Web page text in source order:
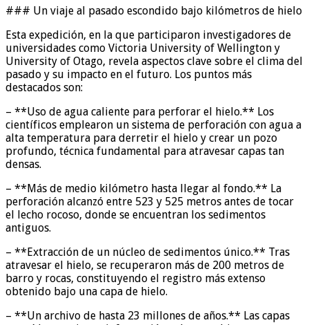
### Un viaje al pasado escondido bajo kilómetros de hielo
Esta expedición, en la que participaron investigadores de
universidades como Victoria University of Wellington y
University of Otago, revela aspectos clave sobre el clima del
pasado y su impacto en el futuro. Los puntos más
destacados son:
– **Uso de agua caliente para perforar el hielo.** Los
científicos emplearon un sistema de perforación con agua a
alta temperatura para derretir el hielo y crear un pozo
profundo, técnica fundamental para atravesar capas tan
densas.
– **Más de medio kilómetro hasta llegar al fondo.** La
perforación alcanzó entre 523 y 525 metros antes de tocar
el lecho rocoso, donde se encuentran los sedimentos
antiguos.
– **Extracción de un núcleo de sedimentos único.** Tras
atravesar el hielo, se recuperaron más de 200 metros de
barro y rocas, constituyendo el registro más extenso
obtenido bajo una capa de hielo.
– **Un archivo de hasta 23 millones de años.** Las capas